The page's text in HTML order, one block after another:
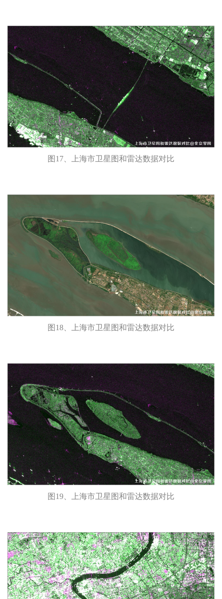
图17、上海市卫星图和雷达数据对比
图18、上海市卫星图和雷达数据对比
图19、上海市卫星图和雷达数据对比